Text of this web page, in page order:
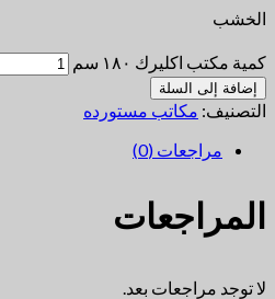
الخشب
كمية مكتب اكليرك ١٨٠ سم
إضافة إلى السلة
التصنيف: مكاتب مستورده
مراجعات (0)
المراجعات
لا توجد مراجعات بعد.